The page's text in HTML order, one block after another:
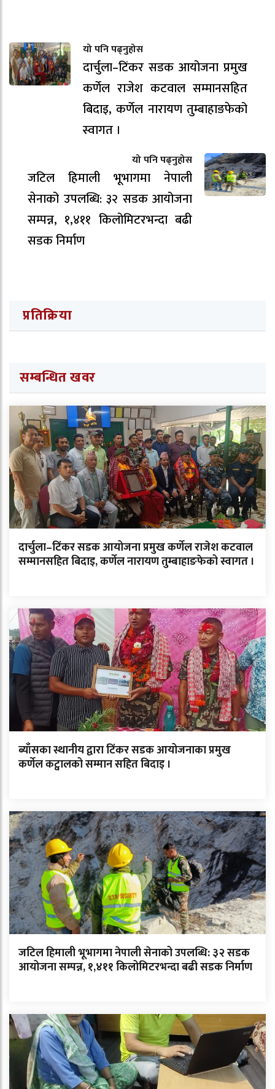
यो पनि पढ्नुहोस
दार्चुला–टिंकर सडक आयोजना प्रमुख
कर्णेल राजेश कटवाल सम्मानसहित
बिदाइ, कर्णेल नारायण तुम्बाहाङफेको
स्वागत ।
यो पनि पढ्नुहोस
जटिल हिमाली भूभागमा नेपाली
सेनाको उपलब्धि: ३२ सडक आयोजना
सम्पन्न, १,४११ किलोमिटरभन्दा बढी
सडक निर्माण
प्रतिक्रिया
सम्बन्धित खवर
दार्चुला–टिंकर सडक आयोजना प्रमुख कर्णेल राजेश कटवाल
सम्मानसहित बिदाइ, कर्णेल नारायण तुम्बाहाङफेको स्वागत ।
ब्याँसका स्थानीय द्वारा टिंकर सडक आयोजनाका प्रमुख
कर्णेल कट्वालको सम्मान सहित बिदाइ ।
जटिल हिमाली भूभागमा नेपाली सेनाको उपलब्धि: ३२ सडक
आयोजना सम्पन्न, १,४११ किलोमिटरभन्दा बढी सडक निर्माण